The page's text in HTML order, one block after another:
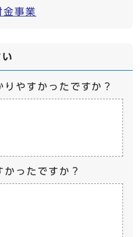
金事業
やすかったですか？
かったですか？